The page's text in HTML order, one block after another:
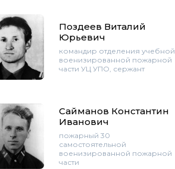
Поздеев Виталий
Юрьевич
командир отделения учебной
военизированной пожарной
части УЦ УПО, сержант
Сайманов Константин
Иванович
пожарный 30
самостоятельной
военизированной пожарной
части